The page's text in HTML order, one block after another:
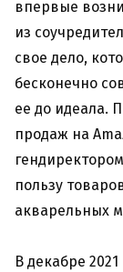
впервые
из
свое дело,
бесконечно
ее до идеала.
продаж на
пользу
акварельных
В декабре